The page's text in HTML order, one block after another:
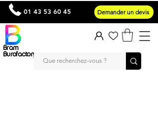
Bram
Burofactory
01 43 53 60 45 Demander un devis